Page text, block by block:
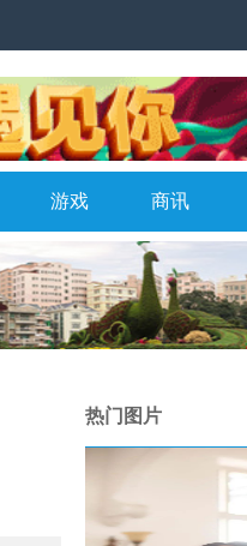
游戏 商讯
热门图片